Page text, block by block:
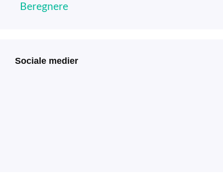
Beregnere
Sociale medier